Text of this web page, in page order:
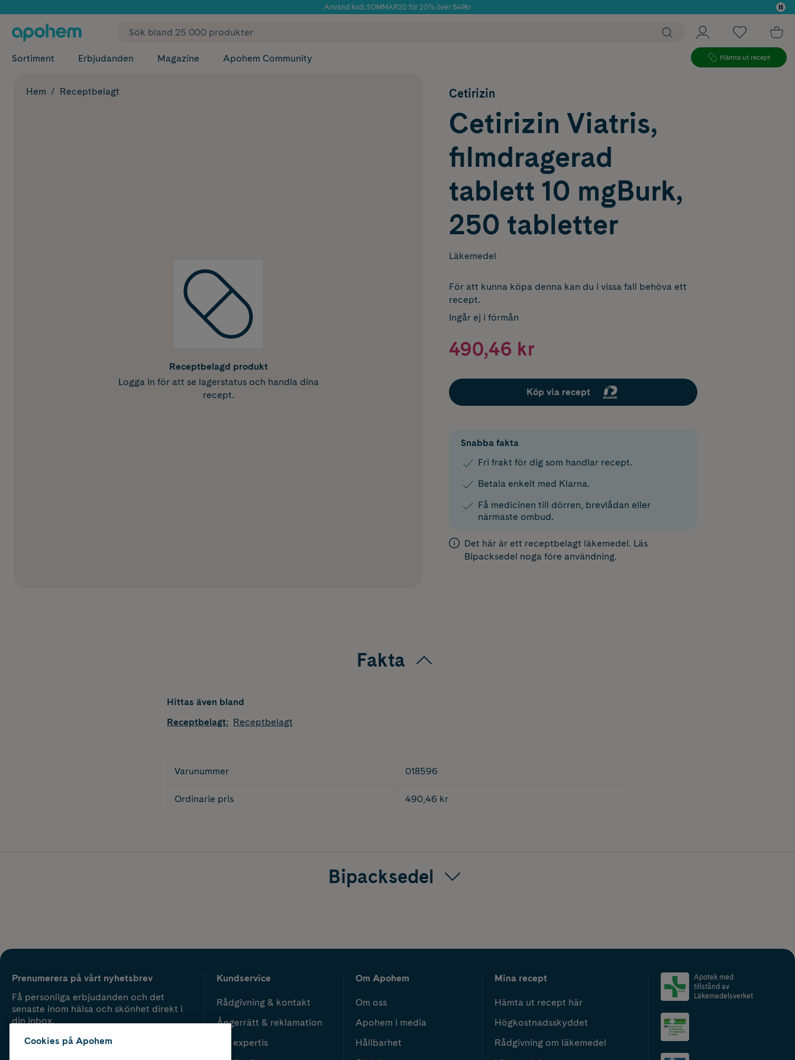
Använd kod: SOMMAR20 för 20% över 649kr
✓ Fri frakt
Sortiment Erbjudanden Magazine Apohem Community Hämta ut recept
Hem Receptbelagt
Receptbelagd produkt
Logga in för att se lagerstatus och handla dina
recept.
Cetirizin
Cetirizin Viatris,
filmdragerad
tablett 10 mgBurk,
250 tabletter
Läkemedel
För att kunna köpa denna kan du i vissa fall behöva ett
recept.
Ingår ej i förmån
490,46 kr
Köp via recept
Snabba fakta
Fri frakt för dig som handlar recept.
Betala enkelt med Klarna.
Få medicinen till dörren, brevlådan eller
närmaste ombud.
Det här är ett receptbelagt läkemedel. Läs
Bipacksedel noga före användning.
Fakta
Hittas även bland
Receptbelagt: Receptbelagt
Varunummer 018596
Ordinarie pris 490,46 kr
Bipacksedel
Prenumerera på vårt nyhetsbrev
Få personliga erbjudanden och det
senaste inom hälsa och skönhet direkt i
din inbox.
Kundservice
Rådgivning & kontakt
Ångerrätt & reklamation
Vår expertis
Om Apohem
Om oss
Apohem i media
Hållbarhet
Mina recept
Hämta ut recept här
Högkostnadsskyddet
Rådgivning om läkemedel
Apotek med
tillstånd av
Läkemedelsverket
Cookies på Apohem